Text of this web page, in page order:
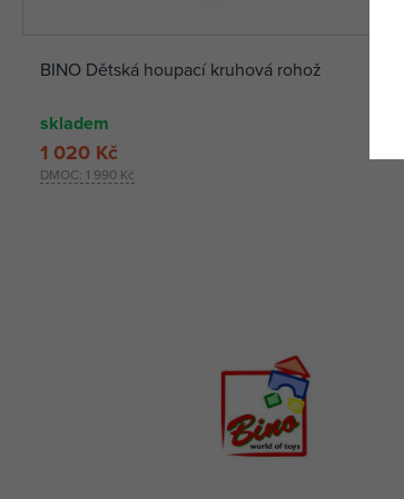
BINO Dětská houpací kruhová rohož
skladem
DMOC: 1 990 Kč
1 020 Kč